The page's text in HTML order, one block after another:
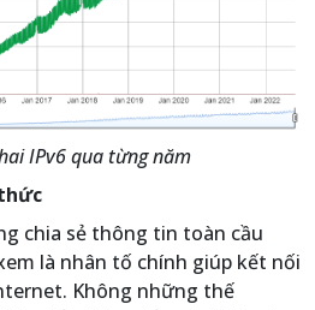
IPv6 qua từng năm
chia sẻ thông tin toàn cầu
là nhân tố chính giúp kết nối
Không những thế